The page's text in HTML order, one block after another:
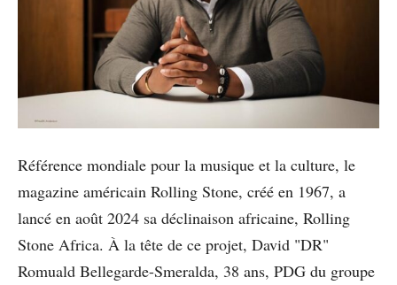
Référence mondiale pour la musique et la culture, le
magazine américain Rolling Stone, créé en 1967, a
lancé en août 2024 sa déclinaison africaine, Rolling
Stone Africa. À la tête de ce projet, David "DR"
Romuald Bellegarde-Smeralda, 38 ans, PDG du groupe